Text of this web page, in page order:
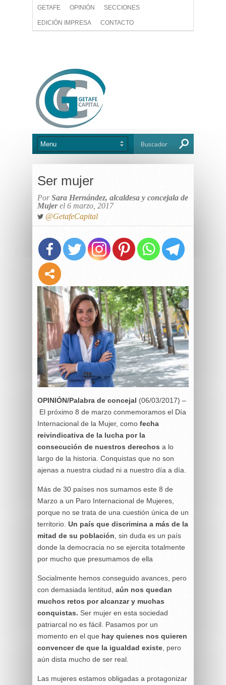
GETAFE OPINIÓN SECCIONES
EDICIÓN IMPRESA CONTACTO
Ser mujer
PorSara Hernández, alcaldesa y concejala de
Mujerel 6 marzo, 2017
@GetafeCapital
OPINIÓN/Palabra de concejal (06/03/2017) –
El próximo 8 de marzo conmemoramos el Día
Internacional de la Mujer, como fecha
reivindicativa de la lucha por la
consecución de nuestros derechos a lo
largo de la historia. Conquistas que no son
ajenas a nuestra ciudad ni a nuestro día a día.
Más de 30 países nos sumamos este 8 de
Marzo a un Paro Internacional de Mujeres,
porque no se trata de una cuestión única de un
territorio. Un país que discrimina a más de la
mitad de su población, sin duda es un país
donde la democracia no se ejercita totalmente
por mucho que presumamos de ella
Socialmente hemos conseguido avances, pero
con demasiada lentitud, aún nos quedan
muchos retos por alcanzar y muchas
conquistas. Ser mujer en esta sociedad
patriarcal no es fácil. Pasamos por un
momento en el que hay quienes nos quieren
convencer de que la igualdad existe, pero
aún dista mucho de ser real.
Las mujeres estamos obligadas a protagonizar